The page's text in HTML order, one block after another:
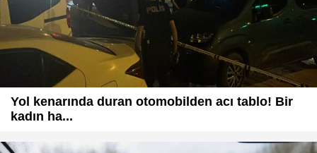
Yol kenarında duran otomobilden acı tablo! Bir
kadın ha...